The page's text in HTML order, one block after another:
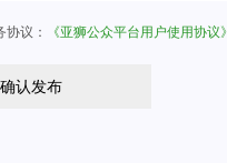
协议： 《亚狮公众平台用户使用协议》